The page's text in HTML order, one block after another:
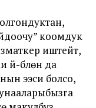
коомдук
иштейт,
бүлөнү да
ээси болсо,